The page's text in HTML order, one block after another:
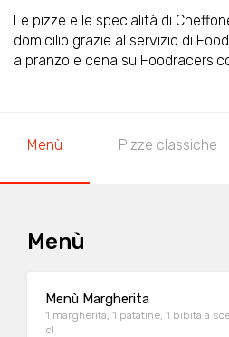
Le pizze e le specialità di
domicilio grazie al servizio di
a pranzo e cena su
Menù Pizze classiche
Menù
Menù Margherita
1 margherita, 1 patatine, 1 bibita a
cl